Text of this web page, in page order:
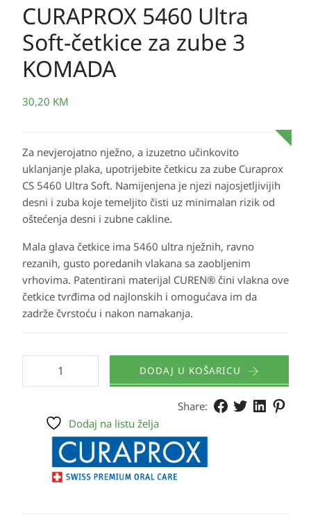
CURAPROX 5460 Ultra
Soft-četkice za zube 3
KOMADA
30,20 KM
Za nevjerojatno nježno, a izuzetno učinkovito
uklanjanje plaka, upotrijebite četkicu za zube Curaprox
CS 5460 Ultra Soft. Namijenjena je njezi najosjetljivijih
desni i zuba koje temeljito čisti uz minimalan rizik od
oštećenja desni i zubne cakline.
Mala glava četkice ima 5460 ultra nježnih, ravno
rezanih, gusto poredanih vlakana sa zaobljenim
vrhovima. Patentirani materijal CUREN® čini vlakna ove
četkice tvrđima od najlonskih i omogućava im da
zadrže čvrstoću i nakon namakanja.
DODAJ U KOŠARICU
Share:
Dodaj na listu želja